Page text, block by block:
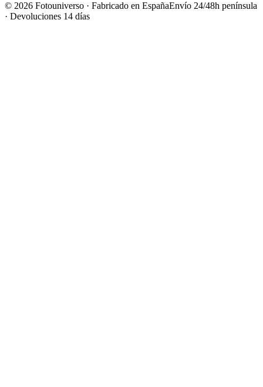
© 2026 Fotouniverso · Fabricado en EspañaEnvío 24/48h península
· Devoluciones 14 días